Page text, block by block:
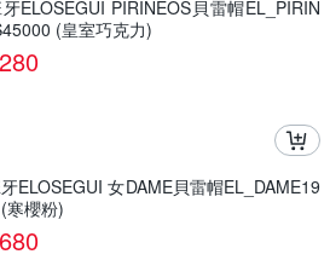
ELOSEGUI PIRINEOS貝雷帽EL_PIRIN
(皇室巧克力)
ELOSEGUI 女DAME貝雷帽EL_DAME19
寒櫻粉)